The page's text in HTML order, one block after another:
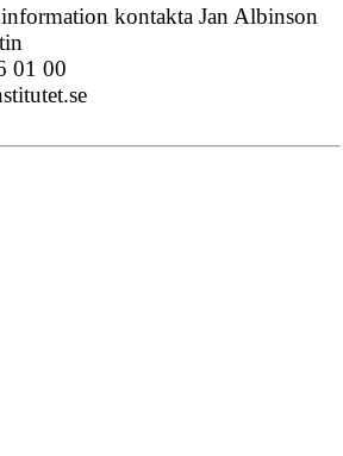
kontakta Jan Albinson
01 00